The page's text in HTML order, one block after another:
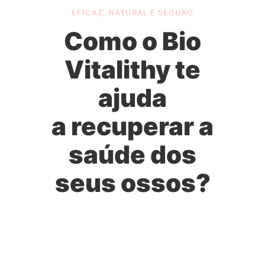
EFICAZ, NATURAL E SEGURO
Como o Bio
Vitalithy te
ajuda
a recuperar a
saúde dos
seus ossos?